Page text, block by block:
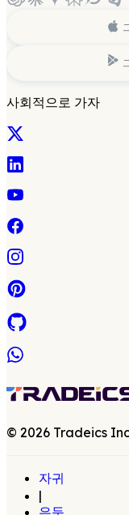
사회적으로 가자
© 2026 Tradeics
자귀
|
은둔